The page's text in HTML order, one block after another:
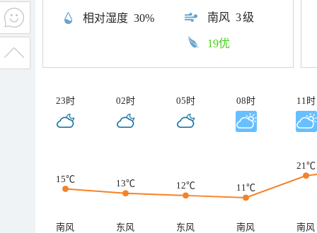
相对湿度 30% 南风 3级
19优
23时 02时 05时 08时 11时
15℃ 13℃ 12℃ 11℃
21℃
南风 东风 东风 南风
南风